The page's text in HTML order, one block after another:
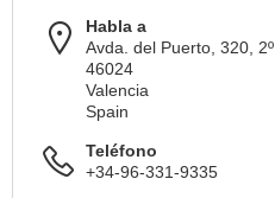
Habla a
Avda. del Puerto, 320, 2º
46024
Valencia
Spain
Teléfono
+34-96-331-9335